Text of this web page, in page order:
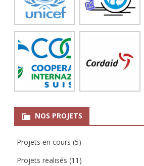
NOS PROJETS
Projets en cours (5)
Projets realisés (11)